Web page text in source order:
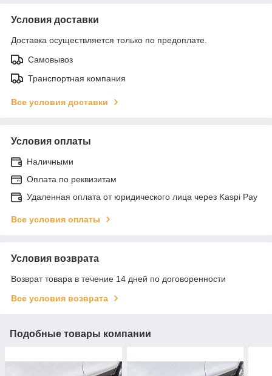
Условия доставки
Доставка осуществляется только по предоплате.
Самовывоз
Транспортная компания
Все условия доставки
Условия оплаты
Наличными
Оплата по реквизитам
Удаленная оплата от юридического лица через Kaspi Pay
Все условия оплаты
Условия возврата
Возврат товара в течение 14 дней по договоренности
Все условия возврата
Подобные товары компании